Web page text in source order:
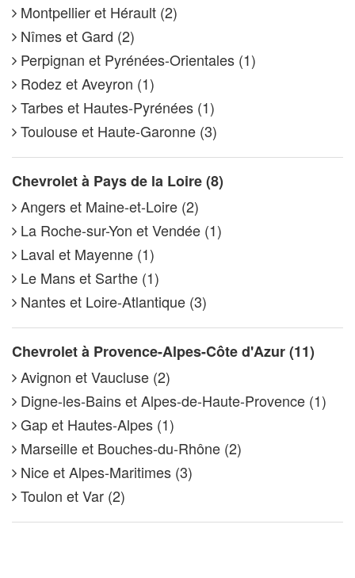
Montpellier et Hérault (2)
Nîmes et Gard (2)
Perpignan et Pyrénées-Orientales (1)
Rodez et Aveyron (1)
Tarbes et Hautes-Pyrénées (1)
Toulouse et Haute-Garonne (3)
Chevrolet à Pays de la Loire (8)
Angers et Maine-et-Loire (2)
La Roche-sur-Yon et Vendée (1)
Laval et Mayenne (1)
Le Mans et Sarthe (1)
Nantes et Loire-Atlantique (3)
Chevrolet à Provence-Alpes-Côte d'Azur (11)
Avignon et Vaucluse (2)
Digne-les-Bains et Alpes-de-Haute-Provence (1)
Gap et Hautes-Alpes (1)
Marseille et Bouches-du-Rhône (2)
Nice et Alpes-Maritimes (3)
Toulon et Var (2)